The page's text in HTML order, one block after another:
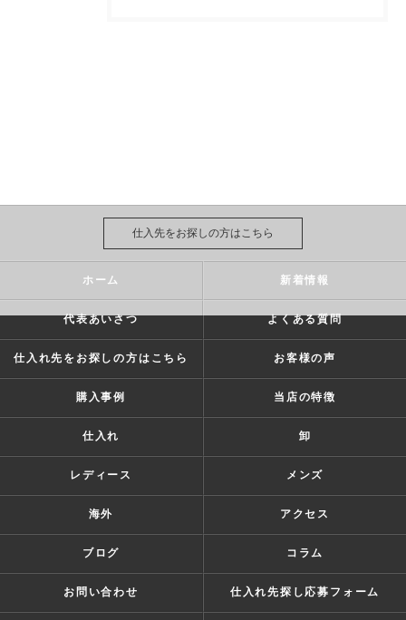
仕入先をお探しの方はこちら
ホーム 新着情報
代表あいさつ よくある質問
仕入れ先をお探しの方はこちら お客様の声
購入事例 当店の特徴
仕入れ 卸
レディース メンズ
海外 アクセス
ブログ コラム
お問い合わせ 仕入れ先探し応募フォーム